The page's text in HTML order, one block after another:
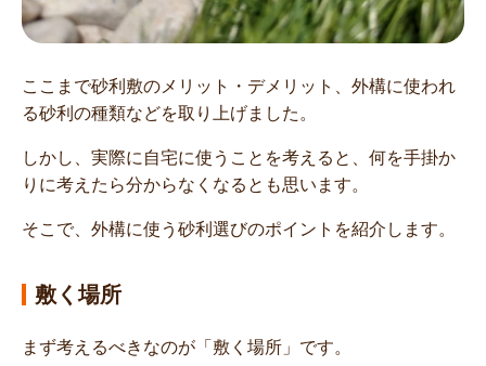
ここまで砂利敷のメリット・デメリット、外構に使われ
る砂利の種類などを取り上げました。
しかし、実際に自宅に使うことを考えると、何を手掛か
りに考えたら分からなくなるとも思います。
そこで、外構に使う砂利選びのポイントを紹介します。
敷く場所
まず考えるべきなのが「敷く場所」です。